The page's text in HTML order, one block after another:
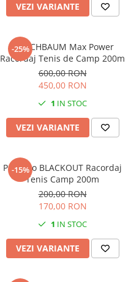
VEZI VARIANTE
-25%
KIRSCHBAUM Max Power
Racordaj Tenis de Camp 200m
600,00 RON
450,00 RON
1 IN STOC
VEZI VARIANTE
-15%
Pros Pro BLACKOUT Racordaj
Tenis Camp 200m
200,00 RON
170,00 RON
1 IN STOC
VEZI VARIANTE